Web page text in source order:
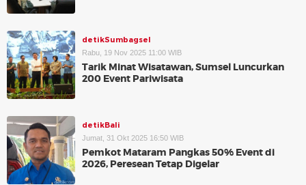
detikSumbagsel
Rabu, 19 Nov 2025 11:00 WIB
Tarik Minat Wisatawan, Sumsel Luncurkan
200 Event Pariwisata
detikBali
Jumat, 31 Okt 2025 16:50 WIB
Pemkot Mataram Pangkas 50% Event di
2026, Peresean Tetap Digelar